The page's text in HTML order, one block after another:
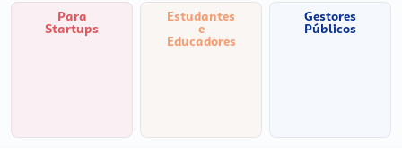
Para
Startups
Estudantes
e
Educadores
Gestores
Públicos